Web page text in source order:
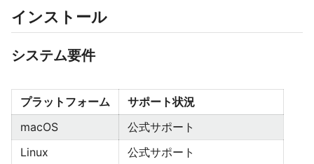
インストール
システム要件
プラットフォーム
サポート状況
macOS
公式サポート
Linux
公式サポート